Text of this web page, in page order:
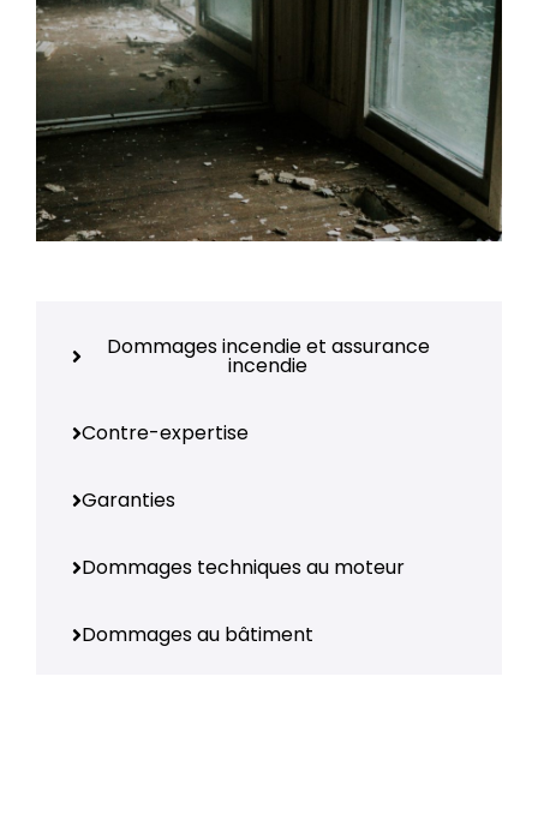
Dommages incendie et assurance
incendie
Contre-expertise
Garanties
Dommages techniques au moteur
Dommages au bâtiment